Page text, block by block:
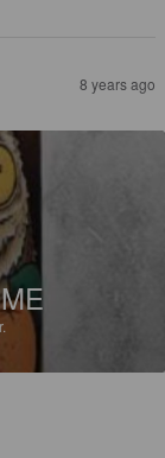
8 years ago